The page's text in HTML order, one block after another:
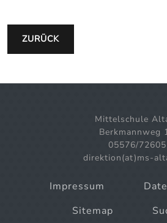
ZURÜCK
Mittelschule
Berkmannweg
05576/72605
direktion(at)ms-
Impressum
Sitemap